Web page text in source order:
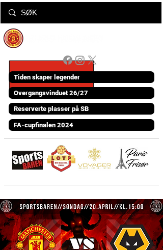
Tiden skaper legender
Overgangsvinduet 26/27
Reserverte plasser på SB
FA-cupfinalen 2024